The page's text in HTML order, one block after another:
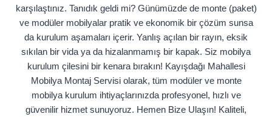
karşılaştınız. Tanıdık geldi mi? Günümüzde de monte (paket)
ve modüler mobilyalar pratik ve ekonomik bir çözüm sunsa
da kurulum aşamaları içerir. Yanlış açılan bir rayın, eksik
sıkılan bir vida ya da hizalanmamış bir kapak. Siz mobilya
kurulum çilesini bir kenara bırakın! Kayışdağı Mahallesi
Mobilya Montaj Servisi olarak, tüm modüler ve monte
mobilya kurulum ihtiyaçlarınızda profesyonel, hızlı ve
güvenilir hizmet sunuyoruz. Hemen Bize Ulaşın! Kaliteli,